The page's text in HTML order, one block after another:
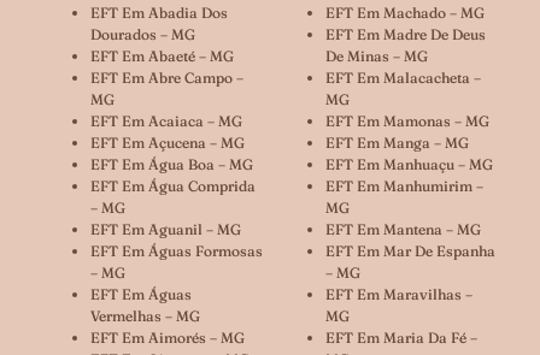
EFT Em Abadia Dos
Dourados – MG
EFT Em Abaeté – MG
EFT Em Abre Campo –
MG
EFT Em Acaiaca – MG
EFT Em Açucena – MG
EFT Em Água Boa – MG
EFT Em Água Comprida
– MG
EFT Em Aguanil – MG
EFT Em Águas Formosas
– MG
EFT Em Águas
Vermelhas – MG
EFT Em Aimorés – MG
EFT Em Machado – MG
EFT Em Madre De Deus
De Minas – MG
EFT Em Malacacheta –
MG
EFT Em Mamonas – MG
EFT Em Manga – MG
EFT Em Manhuaçu – MG
EFT Em Manhumirim –
MG
EFT Em Mantena – MG
EFT Em Mar De Espanha
– MG
EFT Em Maravilhas –
MG
EFT Em Maria Da Fé –